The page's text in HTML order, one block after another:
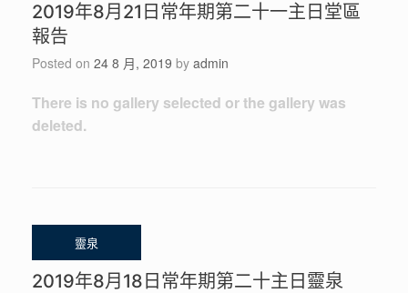
2019年8月21日常年期第二十一主日堂區
報告
Posted on 24 8 月, 2019 by admin
There is no gallery selected or the gallery was
deleted.
2019年8月18日常年期第二十主日靈泉